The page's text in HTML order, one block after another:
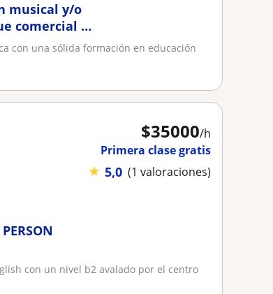
musical y/o
comercial o
con una sólida formación en educación
$35000/h
Primera clase gratis
★ 5,0 (1 valoraciones)
con un nivel b2 avalado por el centro